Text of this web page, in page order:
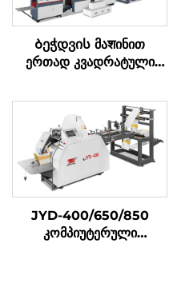
Ბეჭდვის მაशინით
ერთად კვადრატული
JYD-400/650/850
კომპიუტერული